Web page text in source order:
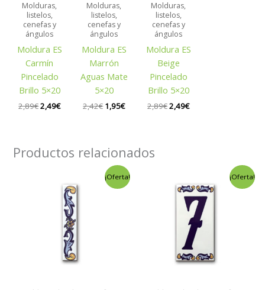
Molduras,
listelos,
cenefas y
ángulos
Moldura ES
Carmín
Pincelado
Brillo 5×20
2,89€2,49€
Molduras,
listelos,
cenefas y
ángulos
Moldura ES
Marrón
Aguas Mate
5×20
2,42€ 1,95€
Molduras,
listelos,
cenefas y
ángulos
Moldura ES
Beige
Pincelado
Brillo 5×20
2,89€2,49€
Productos relacionados
¡Oferta!
precio
original
era:
1,60€.
precio
¡Oferta!
precio
original
era:
1,60€.
precio